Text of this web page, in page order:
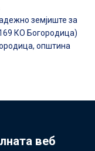
земјиште за
КО Богородица)
општина
веб